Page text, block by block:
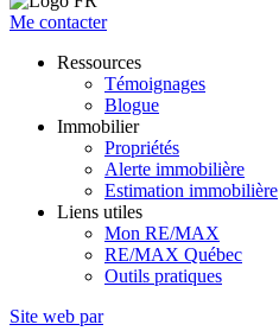
Me contacter
Ressources
Témoignages
Blogue
Immobilier
Propriétés
Alerte immobilière
Estimation immobilière
Liens utiles
Mon RE/MAX
RE/MAX Québec
Outils pratiques
Site web par